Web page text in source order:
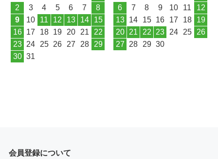
2
3 4 5 6 7
8
9
10 11 12 13 14
15
16 17 18 19 20 21
22
23 24 25 26 27 28
29
30 31
6
7 8 9 10 11
12
13
14 15 16 17 18
19
20
21 22 23 24 25
26
27
28 29 30
会員登録について